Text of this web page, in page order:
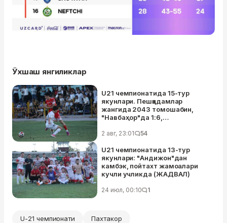
Ўхшаш янгиликлар
U21 чемпионатида 15-тур
якунлари. Пешқадамлар
жангида 2043 томошабин,
"Навбаҳор"да 1:6,
2 авг, 23:01 54
U21 чемпионатида 13-тур
якунлари: "Андижон"дан
камбэк, пойтахт жамоалари
кучли учликда (ЖАДВАЛ)
24 июл, 00:10 1
U-21 чемпионати Пахтакор